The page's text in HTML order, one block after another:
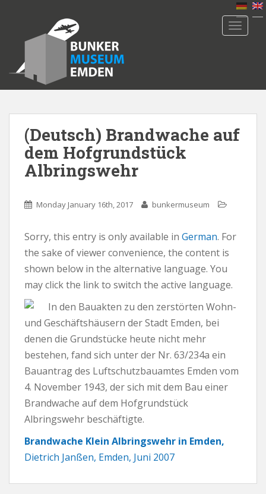
m
(Deutsch) Brandwache auf
dem Hofgrundstück
Albringswehr
Monday January 16th, 2017 bunkermuseum
Sorry, this entry is only available in German. For
the sake of viewer convenience, the content is
shown below in the alternative language. You
may click the link to switch the active language.
In den Bauakten zu den zerstörten Wohn-
und Geschäftshäusern der Stadt Emden, bei
denen die Grundstücke heute nicht mehr
bestehen, fand sich unter der Nr. 63/234a ein
Bauantrag des Luftschutzbauamtes Emden vom
4. November 1943, der sich mit dem Bau einer
Brandwache auf dem Hofgrundstück
Albringswehr beschäftigte.
Brandwache Klein Albringswehr in Emden,
Dietrich Janßen, Emden, Juni 2007